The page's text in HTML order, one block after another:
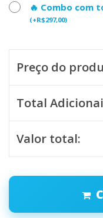
🔥 Combo com
(+R$297,00)
Preço do
Total
Valor total: